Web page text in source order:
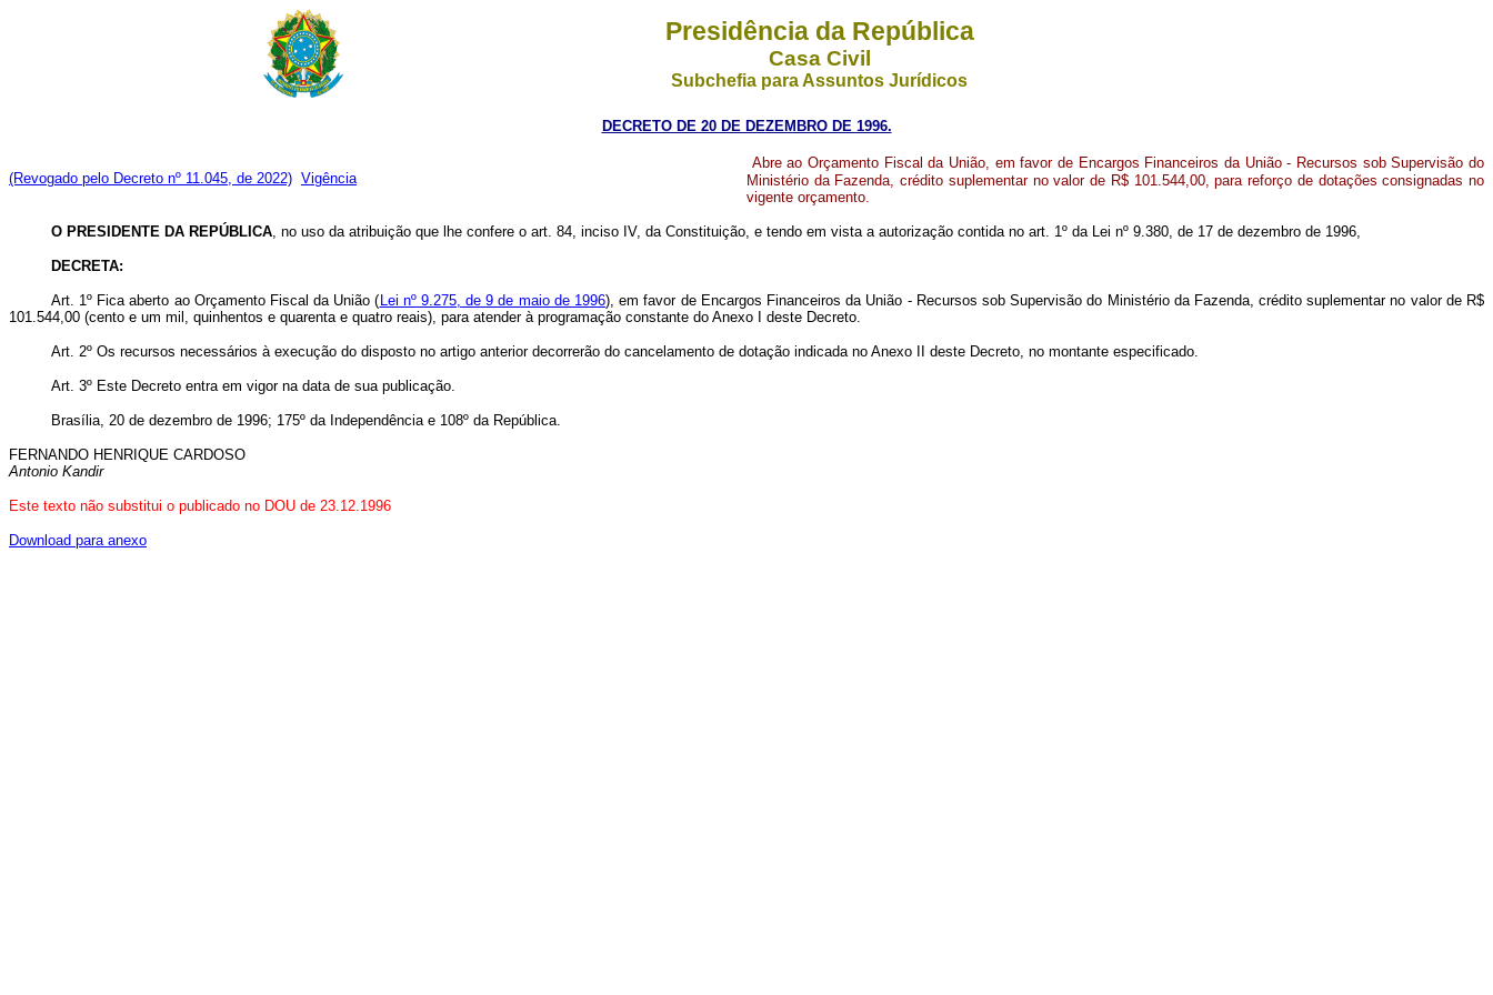
Presidência da República
Casa Civil
Subchefia para Assuntos Jurídicos
DECRETO DE 20 DE DEZEMBRO DE 1996.
(Revogado pelo Decreto nº 11.045, de 2022) Vigência
Abre ao Orçamento Fiscal da União, em favor de Encargos Financeiros da União - Recursos sob Supervisão do
Ministério da Fazenda, crédito suplementar no valor de R$ 101.544,00, para reforço de dotações consignadas no
vigente orçamento.
O PRESIDENTE DA REPÚBLICA, no uso da atribuição que lhe confere o art. 84, inciso IV, da Constituição, e tendo em vista a autorização contida no art. 1º da Lei nº 9.380, de 17 de dezembro de 1996,
DECRETA:
Art. 1º Fica aberto ao Orçamento Fiscal da União ( Lei nº 9.275, de 9 de maio de 1996), em favor de Encargos Financeiros da União - Recursos sob Supervisão do Ministério da Fazenda, crédito suplementar no valor de R$
101.544,00 (cento e um mil, quinhentos e quarenta e quatro reais), para atender à programação constante do Anexo I deste Decreto.
Art. 2º Os recursos necessários à execução do disposto no artigo anterior decorrerão do cancelamento de dotação indicada no Anexo II deste Decreto, no montante especificado.
Art. 3º Este Decreto entra em vigor na data de sua publicação.
Brasília, 20 de dezembro de 1996; 175º da Independência e 108º da República.
FERNANDO HENRIQUE CARDOSO
Antonio Kandir
Este texto não substitui o publicado no DOU de 23.12.1996
Download para anexo